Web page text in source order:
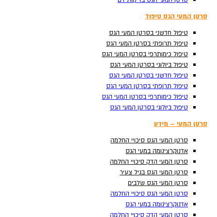
סרטן המעי הגס טיפול
טיפול חדשני בסרטן המעי הגס
טיפול תרופתי בסרטן המעי הגס
טיפול כימותרפי בסרטן המעי הגס
טיפול ביולוגי בסרטן המעי הגס
טיפול חדשני בסרטן המעי הגס
טיפול תרופתי בסרטן המעי הגס
טיפול כימותרפי בסרטן המעי הגס
טיפול ביולוגי בסרטן המעי הגס
סרטן המעי – מידע
סרטן המעי הגס סיכויי החלמה
אדנוקרצינומה במעי הגס
סרטן המעי הדק סיכויי החלמה
סרטן המעי הגס בגיל צעיר
סרטן המעי הגס שלבים
סרטן המעי הגס סיכויי החלמה
אדנוקרצינומה במעי הגס
סרטן המעי הדק סיכויי החלמה
Search ...
סרטן המעי הגס טיפול
טיפול חדשני בסרטן המעי הגס
טיפול תרופתי בסרטן המעי הגס
טיפול כימותרפי בסרטן המעי הגס
טיפול ביולוגי בסרטן המעי הגס
טיפול חדשני בסרטן המעי הגס
טיפול תרופתי בסרטן המעי הגס
טיפול כימותרפי בסרטן המעי הגס
טיפול ביולוגי בסרטן המעי הגס
סרטן המעי – מידע
סרטן המעי הגס סיכויי החלמה
אדנוקרצינומה במעי הגס
סרטן המעי הדק סיכויי החלמה
סרטן המעי הגס בגיל צעיר
סרטן המעי הגס שלבים
סרטן המעי הגס סיכויי החלמה
אדנוקרצינומה במעי הגס
סרטן המעי הדק סיכויי החלמה